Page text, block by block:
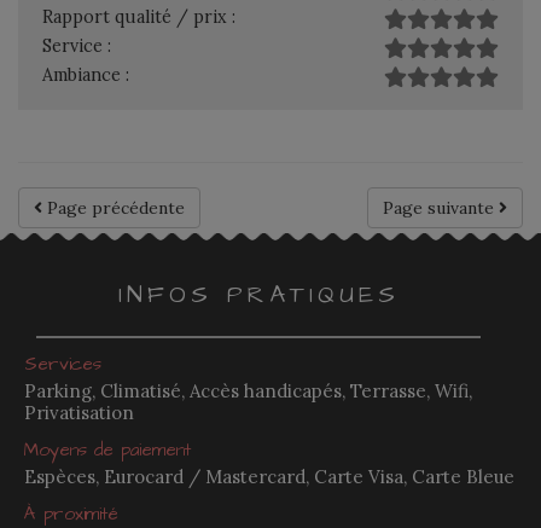
Rapport qualité / prix :
Service :
Ambiance :
Page suivante
Page précédente
INFOS PRATIQUES
Services
Parking, Climatisé, Accès handicapés, Terrasse, Wifi,
Privatisation
Moyens de paiement
Espèces, Eurocard / Mastercard, Carte Visa, Carte Bleue
À proximité